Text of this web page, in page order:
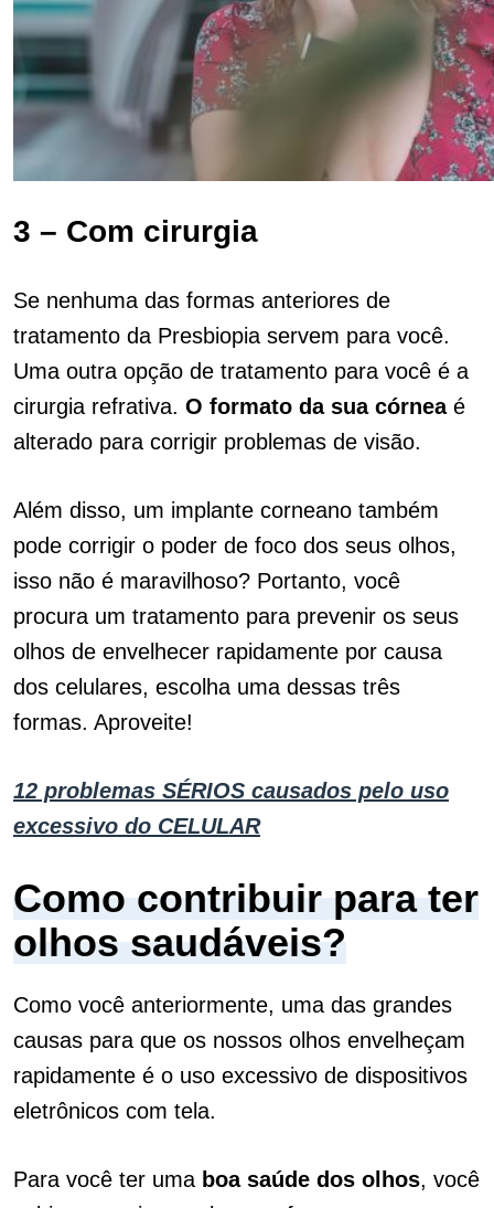
3 – Com cirurgia
Se nenhuma das formas anteriores de
tratamento da Presbiopia servem para você.
Uma outra opção de tratamento para você é a
cirurgia refrativa. O formato da sua córneaé
alterado para corrigir problemas de visão.
Além disso, um implante corneano também
pode corrigir o poder de foco dos seus olhos,
isso não é maravilhoso? Portanto, você
procura um tratamento para prevenir os seus
olhos de envelhecer rapidamente por causa
dos celulares, escolha uma dessas três
formas. Aproveite!
12 problemas SÉRIOS causados pelo uso
excessivo do CELULAR
Como contribuir para ter
olhos saudáveis?
Como você anteriormente, uma das grandes
causas para que os nossos olhos envelheçam
rapidamente é o uso excessivo de dispositivos
eletrônicos com tela.
Para você ter uma boa saúde dos olhos, você